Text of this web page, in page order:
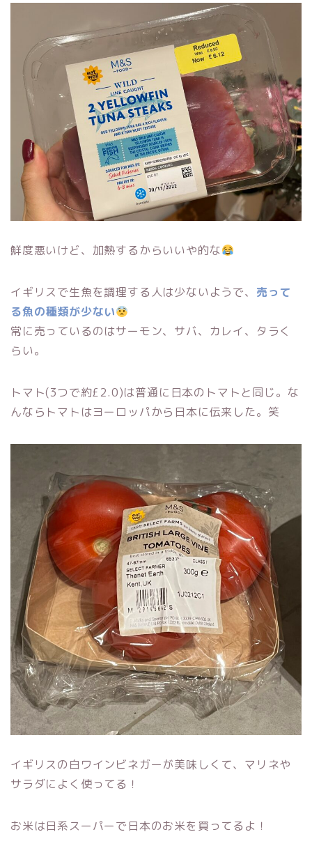
鮮度悪いけど、加熱するからいいや的な
イギリスで生魚を調理する人は少ないようで、 売って
る魚の種類が少ない
常に売っているのはサーモン、サバ、カレイ、タラく
らい。
トマト(3つで約£2.0)は普通に日本のトマトと同じ。な
んならトマトはヨーロッパから日本に伝来した。笑
イギリスの白ワインビネガーが美味しくて、マリネや
サラダによく使ってる！
お米は日系スーパーで日本のお米を買ってるよ！